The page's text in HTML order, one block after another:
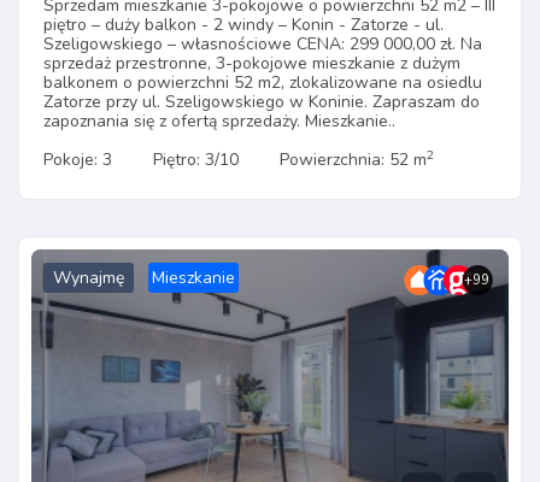
Sprzedam mieszkanie 3-pokojowe o powierzchni 52 m2 – III
piętro – duży balkon - 2 windy – Konin - Zatorze - ul.
Szeligowskiego – własnościowe CENA: 299 000,00 zł. Na
sprzedaż przestronne, 3-pokojowe mieszkanie z dużym
balkonem o powierzchni 52 m2, zlokalizowane na osiedlu
Zatorze przy ul. Szeligowskiego w Koninie. Zapraszam do
zapoznania się z ofertą sprzedaży. Mieszkanie..
Pokoje: 3
Piętro: 3/10 Powierzchnia: 52 m2
Wynajmę Mieszkanie +99